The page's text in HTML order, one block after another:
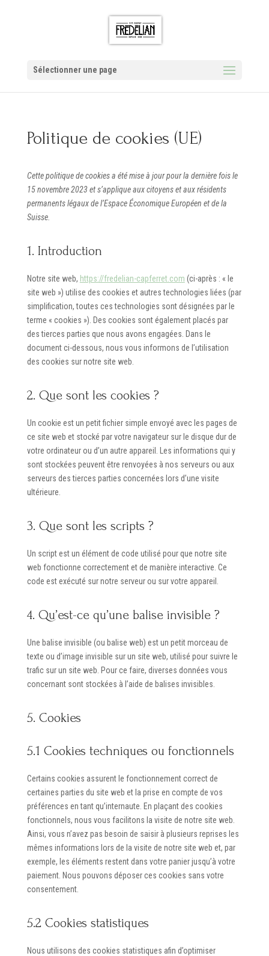
Sélectionner une page
Politique de cookies (UE)
Cette politique de cookies a été mise à jour pour la dernière fois le
15 novembre 2023 et s’applique aux citoyens et aux résidents
permanents légaux de l’Espace Économique Européen et de la
Suisse.
1. Introduction
Notre site web, https://fredelian-capferret.com (ci-après : « le
site web ») utilise des cookies et autres technologies liées (par
simplification, toutes ces technologies sont désignées par le
terme « cookies »). Des cookies sont également placés par
des tierces parties que nous avons engagées. Dans le
document ci-dessous, nous vous informons de l’utilisation
des cookies sur notre site web.
2. Que sont les cookies ?
Un cookie est un petit fichier simple envoyé avec les pages de
ce site web et stocké par votre navigateur sur le disque dur de
votre ordinateur ou d’un autre appareil. Les informations qui y
sont stockées peuvent être renvoyées à nos serveurs ou aux
serveurs des tierces parties concernées lors d’une visite
ultérieure.
3. Que sont les scripts ?
Un script est un élément de code utilisé pour que notre site
web fonctionne correctement et de manière interactive. Ce
code est exécuté sur notre serveur ou sur votre appareil.
4. Qu’est-ce qu’une balise invisible ?
Une balise invisible (ou balise web) est un petit morceau de
texte ou d’image invisible sur un site web, utilisé pour suivre le
trafic sur un site web. Pour ce faire, diverses données vous
concernant sont stockées à l’aide de balises invisibles.
5. Cookies
5.1 Cookies techniques ou fonctionnels
Certains cookies assurent le fonctionnement correct de
certaines parties du site web et la prise en compte de vos
préférences en tant qu’internaute. En plaçant des cookies
fonctionnels, nous vous facilitons la visite de notre site web.
Ainsi, vous n’avez pas besoin de saisir à plusieurs reprises les
mêmes informations lors de la visite de notre site web et, par
exemple, les éléments restent dans votre panier jusqu’à votre
paiement. Nous pouvons déposer ces cookies sans votre
consentement.
5.2 Cookies statistiques
Nous utilisons des cookies statistiques afin d’optimiser